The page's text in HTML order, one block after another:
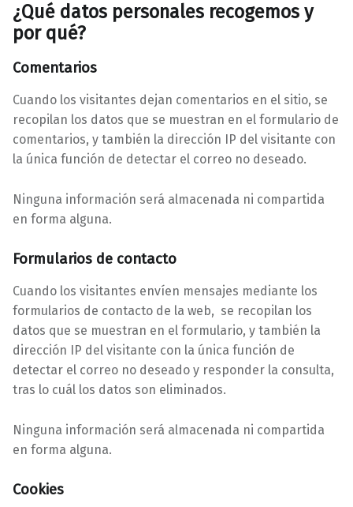
¿Qué datos personales recogemos y
por qué?
Comentarios
Cuando los visitantes dejan comentarios en el sitio, se
recopilan los datos que se muestran en el formulario de
comentarios, y también la dirección IP del visitante con
la única función de detectar el correo no deseado.
Ninguna información será almacenada ni compartida
en forma alguna.
Formularios de contacto
Cuando los visitantes envíen mensajes mediante los
formularios de contacto de la web, se recopilan los
datos que se muestran en el formulario, y también la
dirección IP del visitante con la única función de
detectar el correo no deseado y responder la consulta,
tras lo cuál los datos son eliminados.
Ninguna información será almacenada ni compartida
en forma alguna.
Cookies